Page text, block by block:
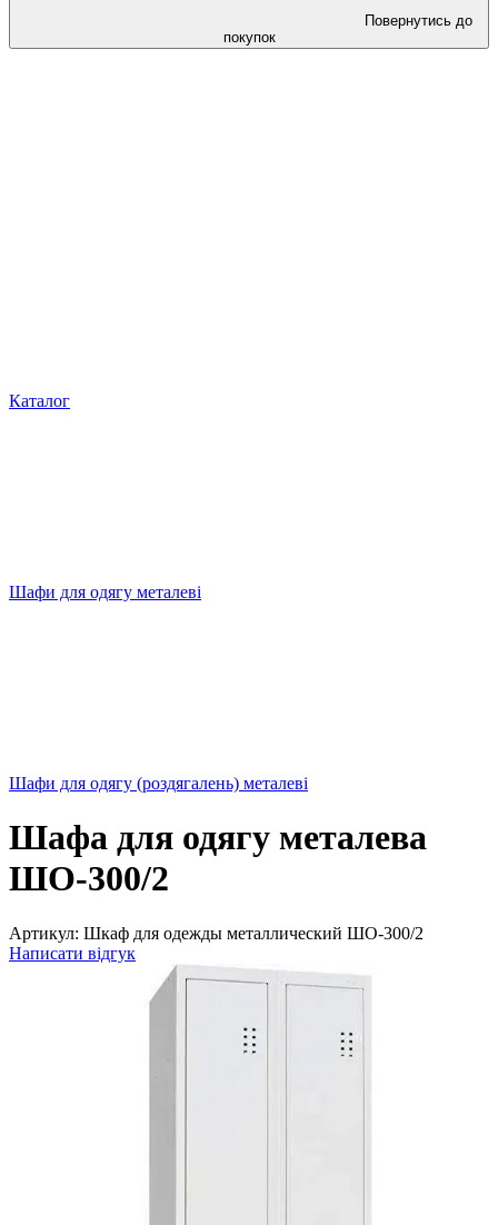
Повернутись до
покупок
Каталог
Шафи для одягу металеві
Шафи для одягу (роздягалень) металеві
Шафа для одягу металева
ШО-300/2
Артикул: Шкаф для одежды металлический ШО-300/2
Написати відгук